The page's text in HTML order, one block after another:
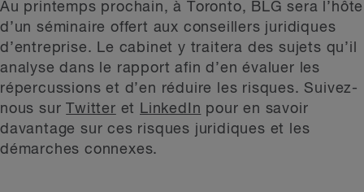
Au printemps prochain, à Toronto, BLG sera l’hôte
d’un séminaire offert aux conseillers juridiques
d’entreprise. Le cabinet y traitera des sujets qu’il
analyse dans le rapport afin d’en évaluer les
répercussions et d’en réduire les risques. Suivez-
nous surTwitter et LinkedIn pour en savoir
davantage sur ces risques juridiques et les
démarches connexes.